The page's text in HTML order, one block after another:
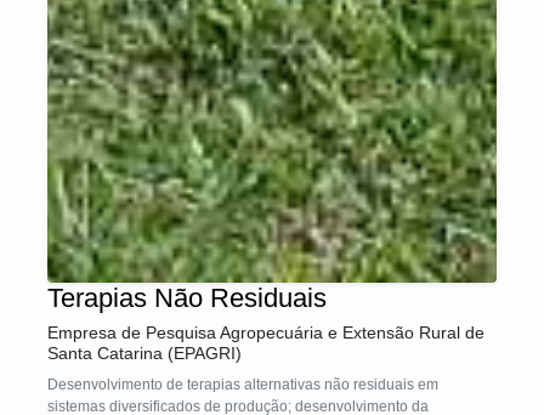
Terapias Não Residuais
Empresa de Pesquisa Agropecuária e Extensão Rural de
Santa Catarina (EPAGRI)
Desenvolvimento de terapias alternativas não residuais em
sistemas diversificados de produção; desenvolvimento da